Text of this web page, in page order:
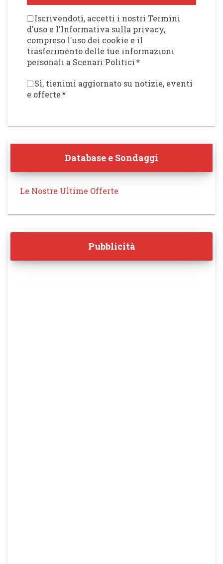
Iscrivendoti, accetti i nostri Termini
d'uso e l'Informativa sulla privacy,
compreso l'uso dei cookie e il
trasferimento delle tue informazioni
personali a Scenari Politici*
Sì, tienimi aggiornato su notizie, eventi
e offerte*
Database e Sondaggi
Le Nostre Ultime Offerte
Pubblicità